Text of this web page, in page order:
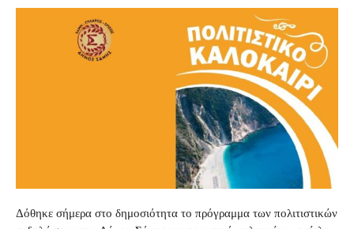
Δόθηκε σήμερα στο δημοσιότητα το πρόγραμμα των πολιτιστικών